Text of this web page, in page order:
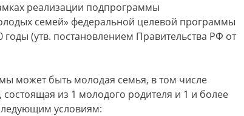
реализации подпрограммы
семей» федеральной целевой программы
(утв. постановлением Правительства РФ от
может быть молодая семья, в том числе
из 1 молодого родителя и 1 и более
условиям: